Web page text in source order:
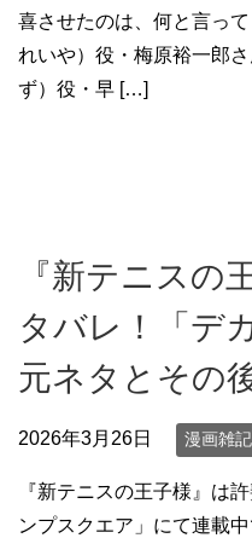
喜させたのは、何と言っ
れいや）役・梅原裕一郎
ず）役・早 […]
『新テニスの
タバレ！「デ
元ネタとその
2026年3月26日 漫画雑記
『新テニスの王子様』は
ンプスクエア」にて連載